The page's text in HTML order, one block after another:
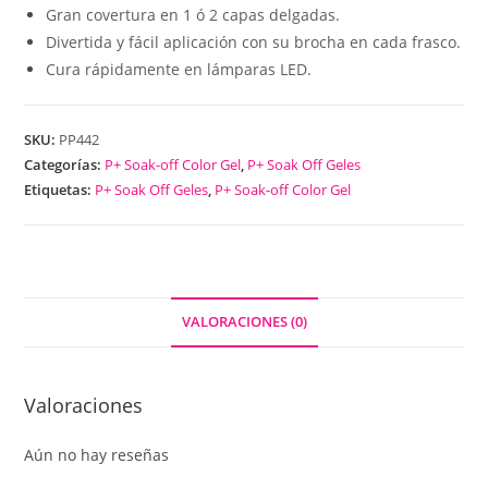
Gran covertura en 1 ó 2 capas delgadas.
Divertida y fácil aplicación con su brocha en cada frasco.
Cura rápidamente en lámparas LED.
SKU: PP442
Categorías: P+ Soak-off Color Gel P+ Soak Off Geles
Etiquetas: P+ Soak Off Geles P+ Soak-off Color Gel
VALORACIONES (0)
Valoraciones
Aún no hay reseñas